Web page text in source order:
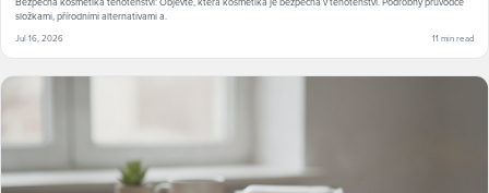
složkami, přírodními alternativami a.
Jul 16, 2026 11 min read